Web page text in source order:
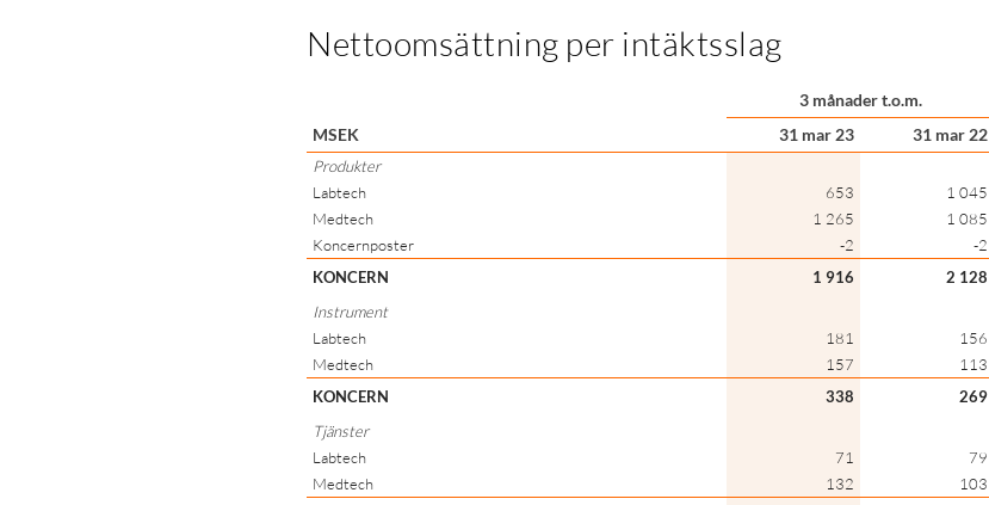
Nettoomsättning per intäktsslag
3 månader t.o.m.
MSEK
31 mar 23 31 mar 22
Produkter
Labtech
653 1 045
Medtech
1 265 1 085
Koncernposter
-2 -2
KONCERN
1 916 2 128
Instrument
Labtech
181 156
Medtech
157 113
KONCERN
338 269
Tjänster
Labtech
71 79
Medtech
132 103